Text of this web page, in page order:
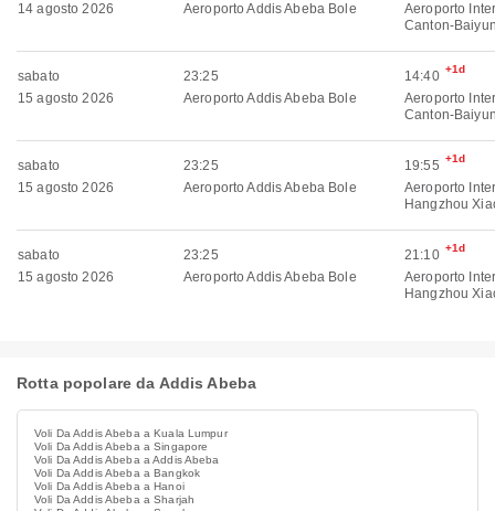
14 agosto 2026
Aeroporto Addis Abeba Bole
Aeroporto
Canton-
sabato
15 agosto 2026
23:25
Aeroporto Addis Abeba Bole
14:40 +1d
Aeroporto
Canton-
sabato
15 agosto 2026
23:25
Aeroporto Addis Abeba Bole
19:55 +1d
Aeroporto
Hangzhou
sabato
15 agosto 2026
23:25
Aeroporto Addis Abeba Bole
21:10 +1d
Aeroporto
Hangzhou
Rotta popolare da Addis Abeba
Voli Da Addis Abeba a Kuala Lumpur
Voli Da Addis Abeba a Singapore
Voli Da Addis Abeba a Addis Abeba
Voli Da Addis Abeba a Bangkok
Voli Da Addis Abeba a Hanoi
Voli Da Addis Abeba a Sharjah